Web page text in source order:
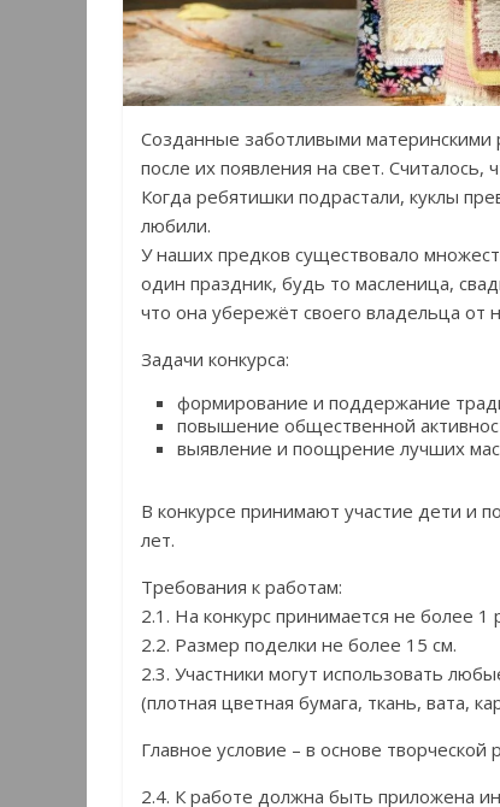
Созданные заботливыми материнскими
после их появления на свет. Считалось,
Когда ребятишки подрастали, куклы
любили.
У наших предков существовало
один праздник, будь то масленица,
что она убережёт своего владельца от
Задачи конкурса:
формирование и поддержание
повышение общественной
выявление и поощрение лучших
В конкурсе принимают участие дети и
лет.
Требования к работам:
2.1. На конкурс принимается не более 1
2.2. Размер поделки не более 15 см.
2.3. Участники могут использовать
(плотная цветная бумага, ткань, вата,
Главное условие – в основе
2.4. К работе должна быть приложена